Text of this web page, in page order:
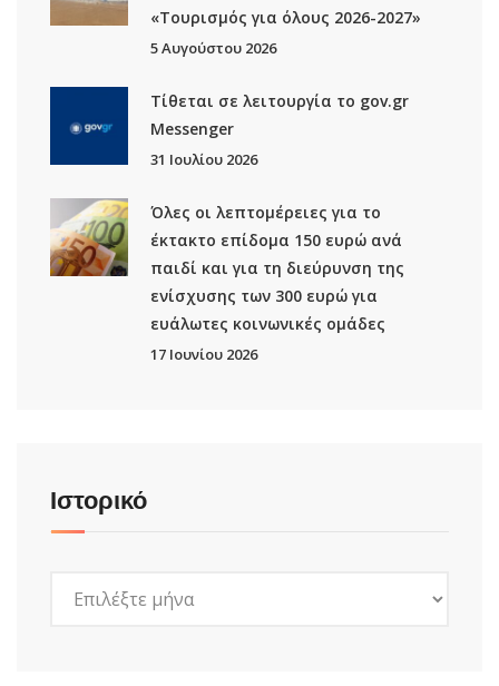
«Τουρισμός για όλους 2026-2027»
5 Αυγούστου 2026
Τίθεται σε λειτουργία το gov.gr
Μessenger
31 Ιουλίου 2026
Όλες οι λεπτομέρειες για το
έκτακτο επίδομα 150 ευρώ ανά
παιδί και για τη διεύρυνση της
ενίσχυσης των 300 ευρώ για
ευάλωτες κοινωνικές ομάδες
17 Ιουνίου 2026
Ιστορικό